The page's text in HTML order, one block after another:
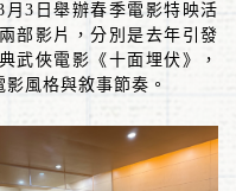
月3 日舉辦春季電影特映活
部影片，分別是去年引發
武俠電影《十面埋伏》，
風格與敘事節奏。